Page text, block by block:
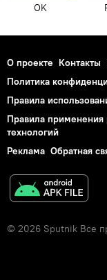
OK
О проекте Контакты
Политика
Правила
Правила
технологий
Реклама Обратная
© 2026 Sputnik Все